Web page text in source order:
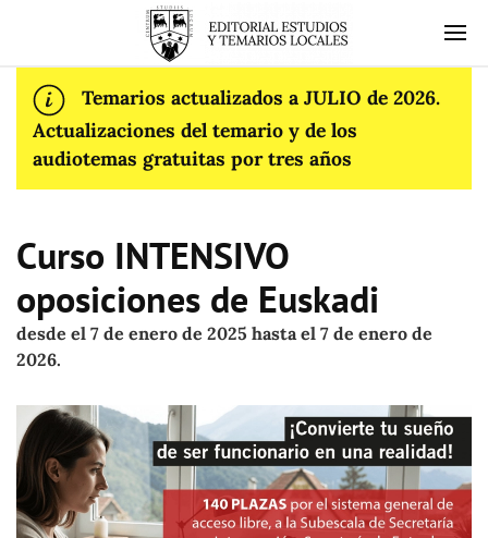
Temarios actualizados a JULIO de 2026.
Actualizaciones del temario y de los
audiotemas gratuitas por tres años
Curso INTENSIVO
oposiciones de Euskadi
desde el 7 de enero de 2025 hasta el 7 de enero de
2026.